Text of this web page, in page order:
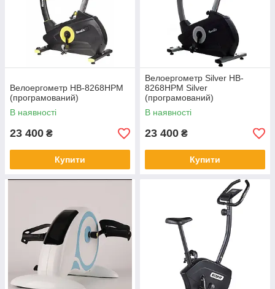
Велоергометр HB-8268HPM
(програмований)
В наявності
23 400 ₴
Купити
Велоергометр Silver HB-
8268HPM Silver
(програмований)
В наявності
23 400 ₴
Купити